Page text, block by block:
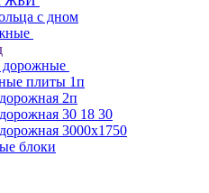
с дном
плиты 1п
2п
30 18 30
3000х1750
блоки